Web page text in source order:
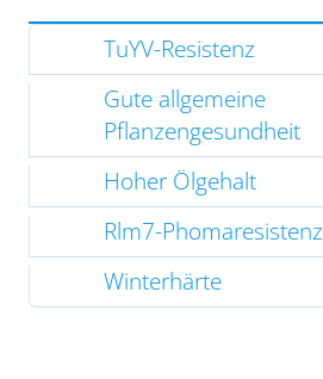
TuYV-Resistenz
Gute allgemeine
Pflanzengesundheit
Hoher Ölgehalt
Rlm7-Phomaresistenz
Winterhärte